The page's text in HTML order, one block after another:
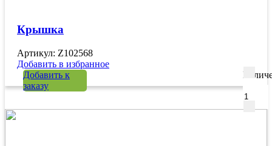
Крышка
Артикул: Z102568
Добавить в избранное
Добавить к
заказу